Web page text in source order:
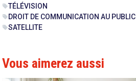
sellTÉLÉVISION
sellDROIT DE COMMUNICATION AU PUBLIC
sellSATELLITE
Vous aimerez aussi